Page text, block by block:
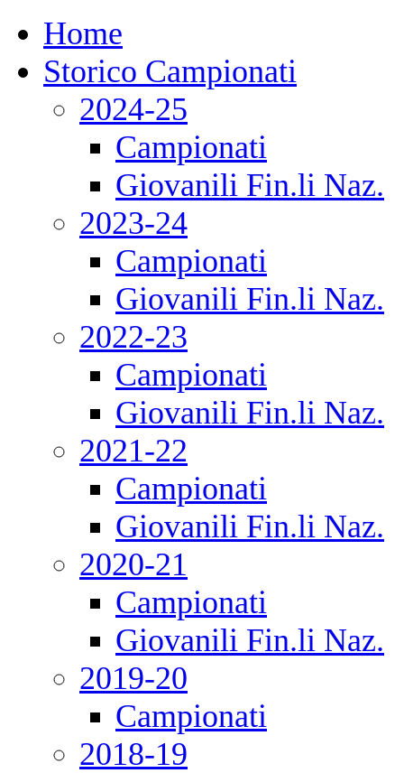
Home
Storico Campionati
2024-25
Campionati
Giovanili Fin.li Naz.
2023-24
Campionati
Giovanili Fin.li Naz.
2022-23
Campionati
Giovanili Fin.li Naz.
2021-22
Campionati
Giovanili Fin.li Naz.
2020-21
Campionati
Giovanili Fin.li Naz.
2019-20
Campionati
2018-19